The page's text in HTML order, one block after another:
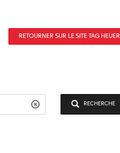
RETOURNER SUR LE SITE TAG HEUER
RECHERCHE